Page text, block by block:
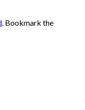
. Bookmark the